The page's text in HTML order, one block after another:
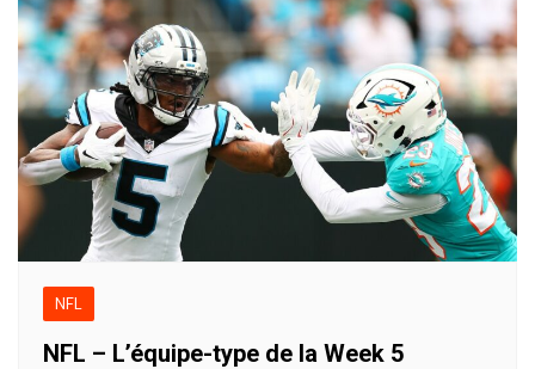
NFL
NFL – L’équipe-type de la Week 5